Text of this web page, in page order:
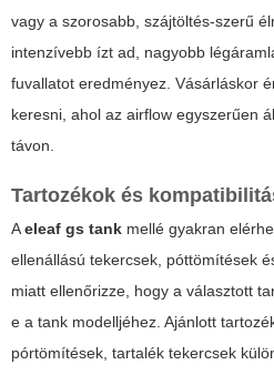
vagy a szorosabb, szájtöltés-szerű
intenzívebb ízt ad, nagyobb
fuvallatot eredményez. Vásárláskor
keresni, ahol az airflow egyszerűen
távon.
Tartozékok és
Aeleaf gs tank mellé gyakran
ellenállású tekercsek, póttömítések
miatt ellenőrizze, hogy a választott
e a tank modelljéhez. Ajánlott
pórtömítések, tartalék tekercsek